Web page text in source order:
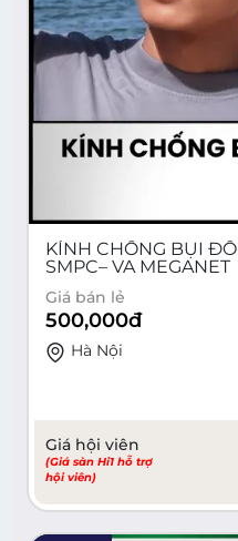
KÍNH CHỐNG BỤI
SMPC– VA MEGANET
Giá bán lẻ
500,000đ
Hà Nội
Giá hội viên
(Giá sàn Hi1 hỗ trợ
hội viên)